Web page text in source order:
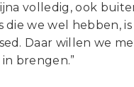
volledig, ook
die we wel hebben,
Daar willen we
brengen.”